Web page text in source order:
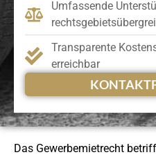
Umfassende
Transparente
erreichbar
Das Gewerbemietrecht